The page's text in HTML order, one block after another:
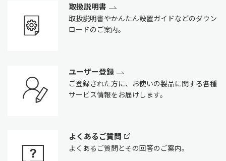
取扱説明書
取扱説明書やかんたん設置ガイドなどのダウン
ロードのご案内。
ユーザー登録
ご登録された方に、お使いの製品に関する各種
サービス情報をお届けします。
よくあるご質問
よくあるご質問とその回答のご案内。